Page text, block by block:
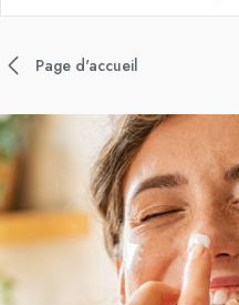
Page d'accueil